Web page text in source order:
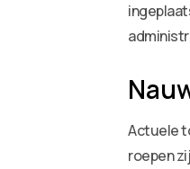
Actuele
roepen